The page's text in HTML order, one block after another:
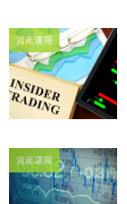
資産運用
資産運用